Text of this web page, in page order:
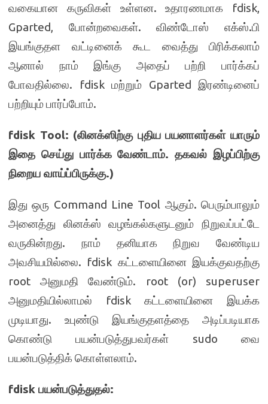
வகையான கருவிகள் உள்ளன. உதாரணமாக fdisk,
Gparted, போன்றவைகள். விண்டோஸ் எக்ஸ்.பி
இயங்குதள வட்டினைக் கூட வைத்து பிரிக்கலாம்
ஆனால் நாம் இங்கு அதைப் பற்றி பார்க்கப்
போவதில்லை. fdisk மற்றும் Gparted இரண்டினைப்
பற்றியும் பார்ப்போம்.
fdisk Tool: (லினக்ஸிற்கு புதிய பயனாளர்கள் யாரும்
இதை செய்து பார்க்க வேண்டாம்.தகவல் இழப்பிற்கு
நிறைய வாய்ப்பிருக்கு.)
இது ஒரு Command Line Tool ஆகும். பெரும்பாலும்
அனைத்து லினக்ஸ் வழங்கல்களுடனும் நிறுவப்பட்டே
வருகின்றது. நாம் தனியாக நிறுவ வேண்டிய
அவசியமில்லை. fdisk கட்டளையினை இயக்குவதற்கு
root அனுமதி வேண்டும். root (or) superuser
அனுமதியில்லாமல் fdisk கட்டளையினை இயக்க
முடியாது. உபுண்டு இயங்குதளத்தை அடிப்படியாக
கொண்டு பயன்படுத்துபவர்கள் sudo வை
பயன்படுத்திக் கொள்ளலாம்.
fdisk பயன்படுத்துதல்: